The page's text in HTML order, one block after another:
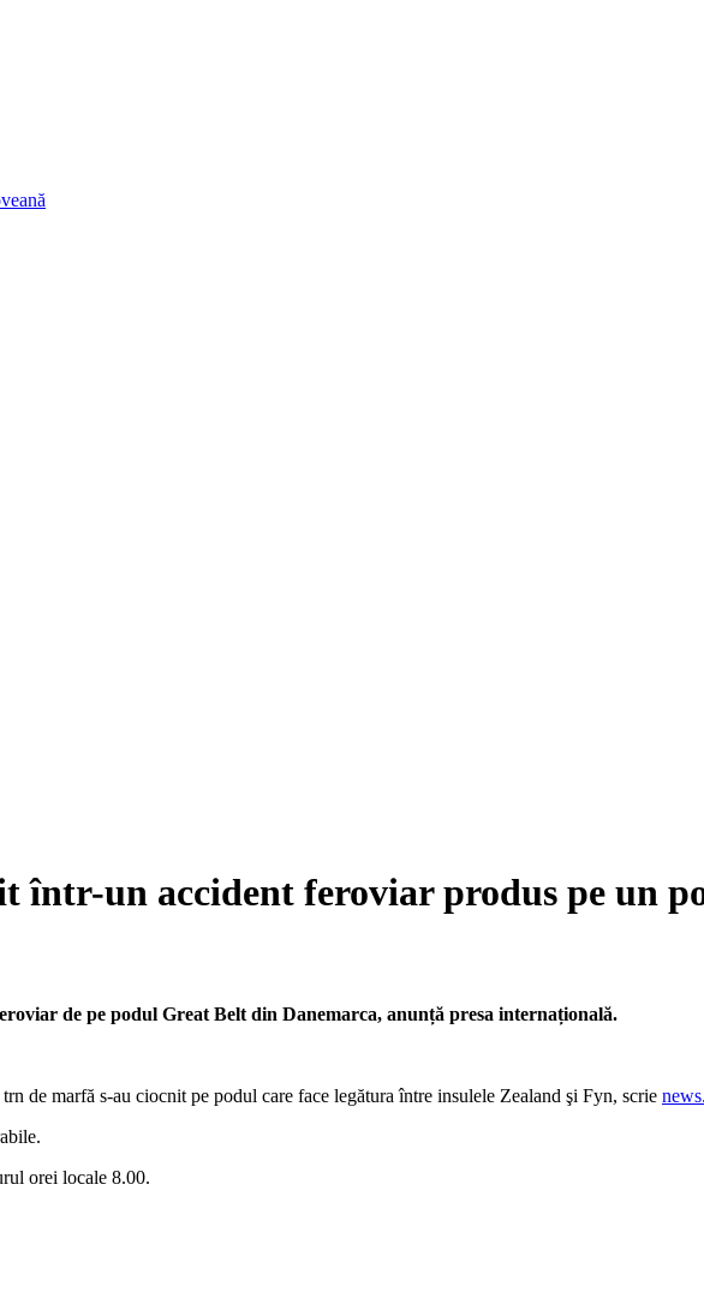
într-un accident feroviar produs pe un
de pe podul Great Belt din Danemarca, anunță presa internațională.
de marfă s-au ciocnit pe podul care face legătura între insulele Zealand şi Fyn, scrie
orei locale 8.00.